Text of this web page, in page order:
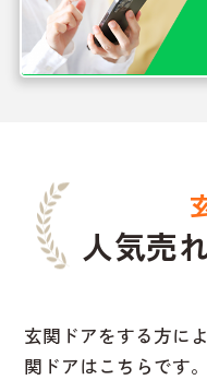
人気売
玄関ドアをする方に
関ドアはこちらです。